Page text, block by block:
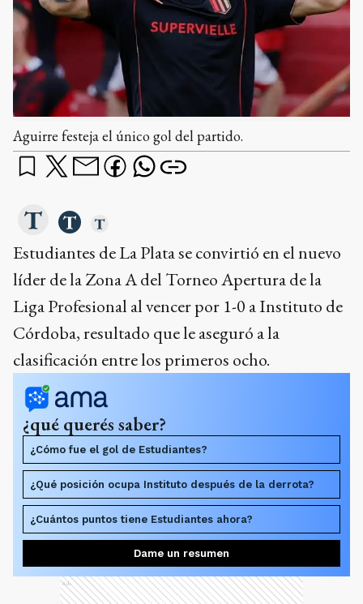
Aguirre festeja el único gol del partido.
Estudiantes de La Plata se convirtió en el nuevo
líder de la Zona A del Torneo Apertura de la
Liga Profesional al vencer por 1-0 a Instituto de
Córdoba, resultado que le aseguró a la
clasificación entre los primeros ocho.
¿qué querés saber?
¿Cómo fue el gol de Estudiantes?
¿Qué posición ocupa Instituto después de la derrota?
¿Cuántos puntos tiene Estudiantes ahora?
Dame un resumen
Ads